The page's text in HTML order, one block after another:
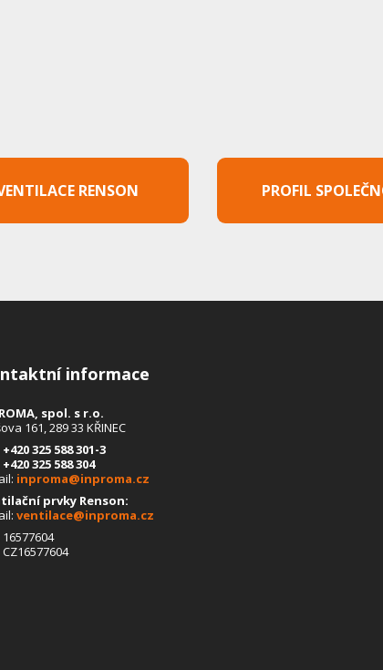
RENSON PROFIL
informace
spol. s r.o.
161, 289 33 KŘINEC
+420 325 588 301-3
+420 325 588 304
inproma@inproma.cz
prvky Renson:
ventilace@inproma.cz
16577604
CZ16577604